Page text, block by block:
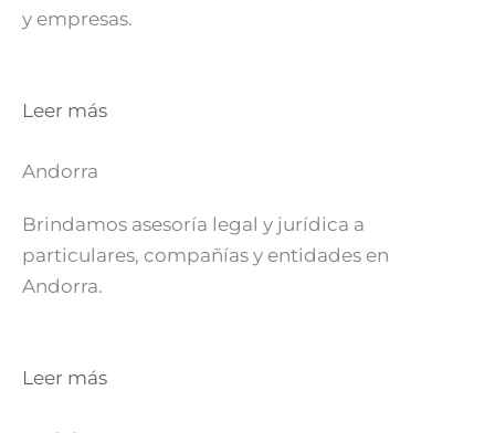
y empresas.
Leer más
Andorra
Brindamos asesoría legal y jurídica a
particulares, compañías y entidades en
Andorra.
Leer más